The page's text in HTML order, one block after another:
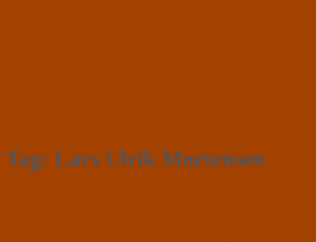
Tag: Lars Ulrik Mortensen